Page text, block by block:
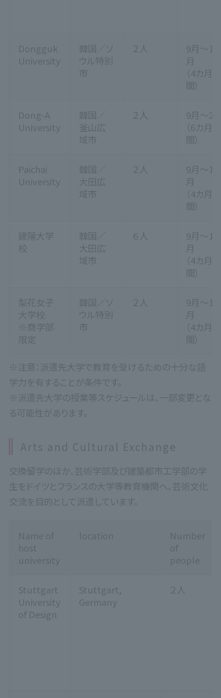
Dongguk
University
韓国／ソ
ウル特別
市
２人
9月～12
月
（4カ月
間）
Dong-A
University
韓国／
釜山広
域市
２人
9月～2
（6カ月
間）
Paichai
University
韓国／
大田広
域市
２人
9月～12
月
（4カ月
間）
建陽大学
校
韓国／
大田広
域市
６人
9月～12
月
（4カ月
間）
梨花女子
大学校
※商学部
限定
韓国／ソ
ウル特別
市
２人
9月～12
月
（4カ月
間）
※注意：派遣先大学で教育を受けるための十分な語
学力を有することが条件です。
※派遣先大学の授業等スケジュールは、一部変更とな
る可能性があります。
Arts and Cultural Exchange
交換留学のほか、芸術学部及び建築都市工学部の学
生をドイツとフランスの大学等教育機関へ、芸術文化
交流を目的として派遣しています。
Name of
host
university
location
Number
of
people
Stuttgart
University
of Design
Stuttgart,
Germany
２人